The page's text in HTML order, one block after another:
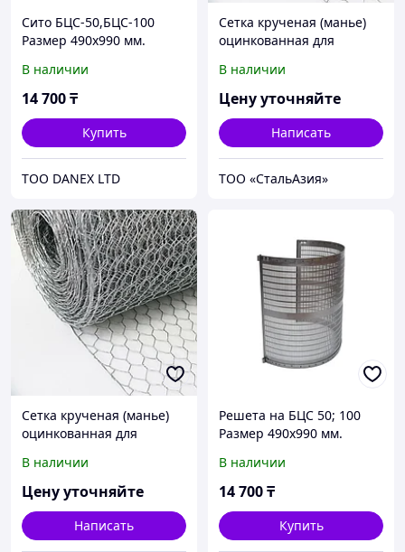
Сито БЦС-50,БЦС-100
Размер 490х990 мм.
В наличии
14 700₸
Купить
ТОО DANEX LTD
Сетка крученая (манье)
оцинкованная для
100х100х3 мм ГОСТ Р
51285-99
В наличии
Цену уточняйте
Написать
ТОО «СтальАзия»
Сетка крученая (манье)
оцинкованная для
100х100х3,4 мм ГОСТ Р
51285-99
В наличии
Цену уточняйте
Написать
Решета на БЦС 50; 100
Размер 490х990 мм.
В наличии
14 700₸
Купить